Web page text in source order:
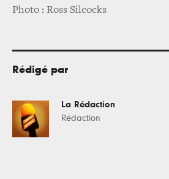
Photo : Ross Silcocks
Rédigé par
La Rédaction
Rédaction